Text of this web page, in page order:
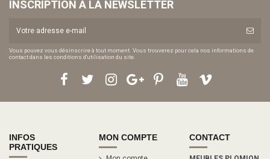
INSCRIPTION À LA NEWSLETTER
Vous pouvez vous désinscrire à tout moment. Vous trouverez pour cela nos informations de
contact dans les conditions d'utilisation du site.
INFOS
PRATIQUES
MON COMPTE CONTACT